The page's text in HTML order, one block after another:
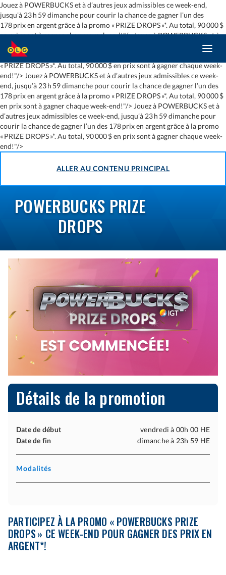
Jouez à POWERBUCKS et à d’autres jeux admissibles ce week-end,
jusqu’à 23 h 59 dimanche pour courir la chance de gagner l’un des
178 prix en argent grâce à la promo « PRIZE DROPS »*. Au total, 90 000 $
en prix sont à gagner chaque week-end!"/>Jouez à POWERBUCKS et à
d’autres jeux admissibles ce week-end, jusqu’à 23 h 59 dimanche pour
courir la chance de gagner l’un des 178 prix en argent grâce à la promo
« PRIZE DROPS »*. Au total, 90 000 $ en prix sont à gagner chaque week-
end!"/> Jouez à POWERBUCKS et à d’autres jeux admissibles ce week-
end, jusqu’à 23 h 59 dimanche pour courir la chance de gagner l’un des
178 prix en argent grâce à la promo « PRIZE DROPS »*. Au total, 90 000 $
en prix sont à gagner chaque week-end!"/> Jouez à POWERBUCKS et à
d’autres jeux admissibles ce week-end, jusqu’à 23 h 59 dimanche pour
courir la chance de gagner l’un des 178 prix en argent grâce à la promo
« PRIZE DROPS »*. Au total, 90 000 $ en prix sont à gagner chaque week-
end!"/>
ALLER AU CONTENU PRINCIPAL
POWERBUCKS PRIZE
DROPS
POWERBUCKS
PRIZE
DROPS
Détails de la promotion
Date de début
vendredi à 00h 00 HE
Date de fin
dimanche à 23h 59 HE
Modalités
PARTICIPEZ À LA PROMO « POWERBUCKS PRIZE
DROPS » CE WEEK-END POUR GAGNER DES PRIX EN
ARGENT*!